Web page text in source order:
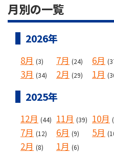
月別の一覧
2026年
8月 (3) 7月 (24) 6月
3月 (34) 2月 (29) 1月
2025年
12月 (44) 11月 (39) 10月
7月 (12) 6月 (9) 5月
2月 (8) 1月 (6)